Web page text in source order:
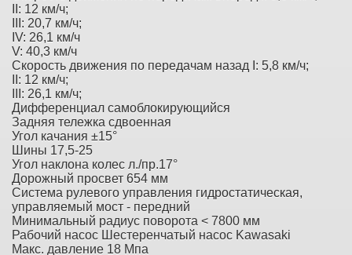
II: 12 км/ч;
III: 20,7 км/ч;
IV: 26,1 км/ч
V: 40,3 км/ч
Скорость движения по передачам назад I: 5,8 км/ч;
II: 12 км/ч;
III: 26,1 км/ч;
Дифференциал самоблокирующийся
Задняя тележка сдвоенная
Угол качания ±15°
Шины 17,5-25
Угол наклона колес л./пр.17°
Дорожный просвет 654 мм
Система рулевого управления гидростатическая,
управляемый мост - передний
Минимальный радиус поворота < 7800 мм
Рабочий насос Шестеренчатый насос Kawasaki
Макс. давление 18 Мпа